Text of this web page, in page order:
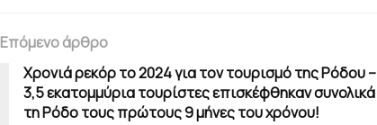
Επόμενο άρθρο
Χρονιά ρεκόρ το 2024 για τον τουρισμό της Ρόδου –
3,5 εκατομμύρια τουρίστες επισκέφθηκαν συνολικά
τη Ρόδο τους πρώτους 9 μήνες του χρόνου!